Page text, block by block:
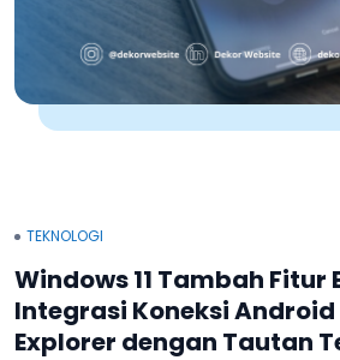
TEKNOLOGI
Windows 11 Tambah Fitur
Integrasi Koneksi Android
Explorer dengan Tautan